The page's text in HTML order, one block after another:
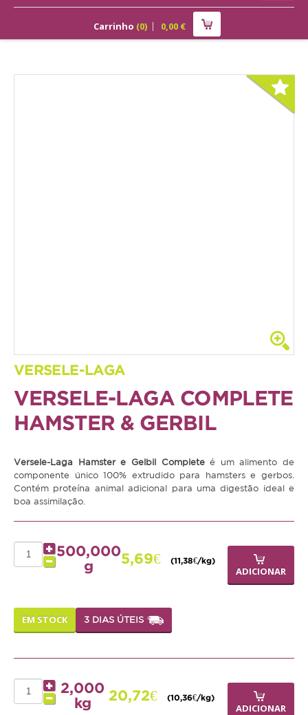
ALIMENTAÇÃO
Coelho
Porquinho da Índia
Chinchila
Furão
Degu
Hamster
Ouriço
Grandes
Carrinho (0) 0,00€
VERSELE-LAGA
VERSELE-LAGA COMPLETE
HAMSTER & GERBIL
Versele-Laga Hamster e Gelbil Completeé um alimento de
componente único 100% extrudido para hamsters e gerbos.
Contém proteína animal adicional para uma digestão ideal e
boa assimilação.
500,000
g
5,69€ (11,38€/kg)
ADICIONAR
EM STOCK 3 DIAS ÚTEIS
2,000
kg
20,72€ (10,36€/kg)
ADICIONAR